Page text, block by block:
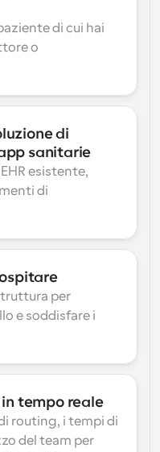
di cui hai
o
di
sanitarie
esistente,
di
per
e soddisfare i
tempo reale
routing, i tempi di
del team per